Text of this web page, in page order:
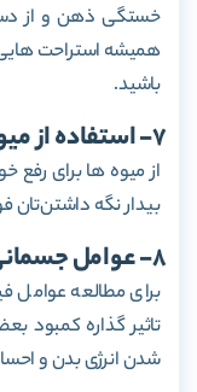
خستگی ذهن و از
همیشه استراحت هایی
باشید.
7- استفاده از میوه ها برای رفع خواب آلودگی
از میوه ها برای رفع
بیدار نگه داشتن‌تان
8- عوامل جسمانی و کمبود ویتامین ها
برای مطالعه عوامل
تاثیر گذاره کمبود
شدن انرژی بدن و